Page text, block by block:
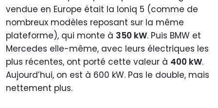
vendue en Europe était la Ioniq 5 (comme de
nombreux modèles reposant sur la même
plateforme), qui monte à 350 kW. Puis BMW et
Mercedes elle-même, avec leurs électriques les
plus récentes, ont porté cette valeur à 400 kW.
Aujourd’hui, on est à 600 kW. Pas le double, mais
nettement plus.